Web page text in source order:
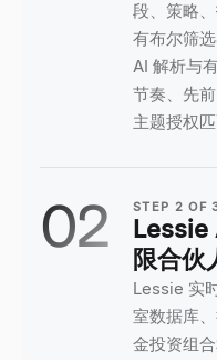
段、策略
有布尔筛
AI 解析与
节奏、先
主题授权匹
02 STEP 2 OF
Lessie
限合伙
Lessie 实
室数据库
金投资组